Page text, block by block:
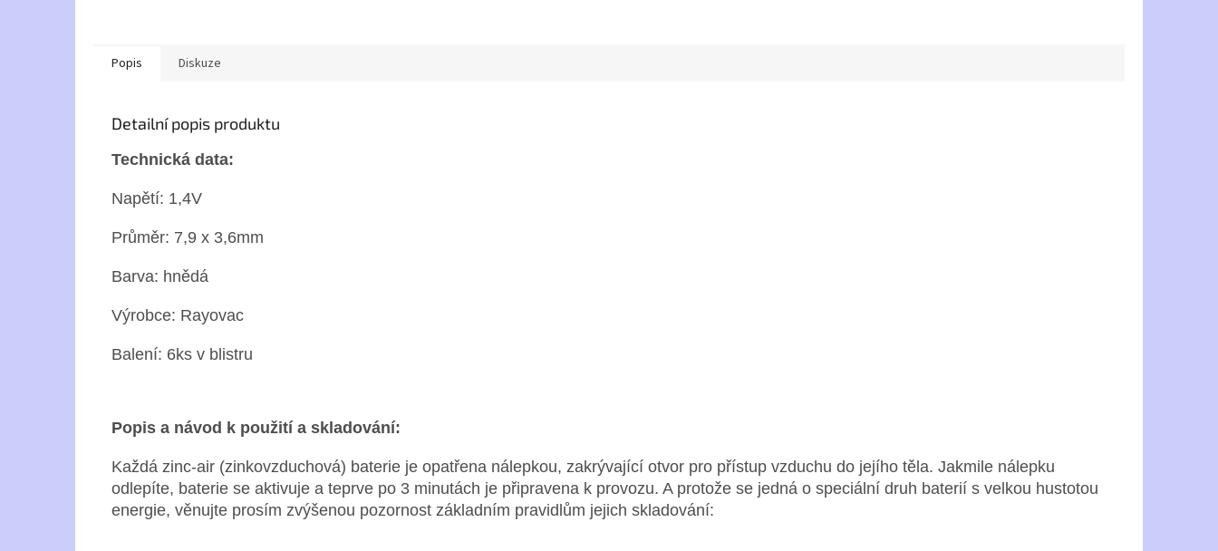
Popis Diskuze
Detailní popis produktu
Technická data:
Napětí: 1,4V
Průměr: 7,9 x 3,6mm
Barva: hnědá
Výrobce: Rayovac
Balení: 6ks v blistru
Popis a návod k použití a skladování:
Každá zinc-air (zinkovzduchová) baterie je opatřena nálepkou, zakrývající otvor pro přístup vzduchu do jejího těla. Jakmile nálepku
odlepíte, baterie se aktivuje a teprve po 3 minutách je připravena k provozu. A protože se jedná o speciální druh baterií s velkou hustotou
energie, věnujte prosím zvýšenou pozornost základním pravidlům jejich skladování: